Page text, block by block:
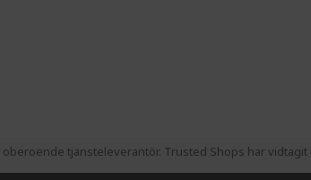
tjänsteleverantör. Trusted Shops har